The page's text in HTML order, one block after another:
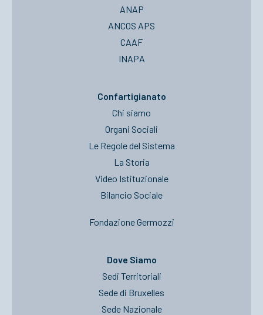
ANAP
ANCOS APS
CAAF
INAPA
Confartigianato
Chi siamo
Organi Sociali
Le Regole del Sistema
La Storia
Video Istituzionale
Bilancio Sociale
Fondazione Germozzi
Dove Siamo
Sedi Territoriali
Sede di Bruxelles
Sede Nazionale